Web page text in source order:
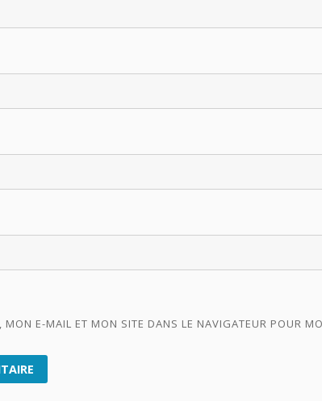
MON E-MAIL ET MON SITE DANS LE NAVIGATEUR POUR